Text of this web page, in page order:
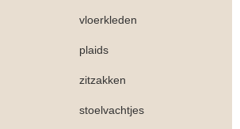
vloerkleden
plaids
zitzakken
stoelvachtjes